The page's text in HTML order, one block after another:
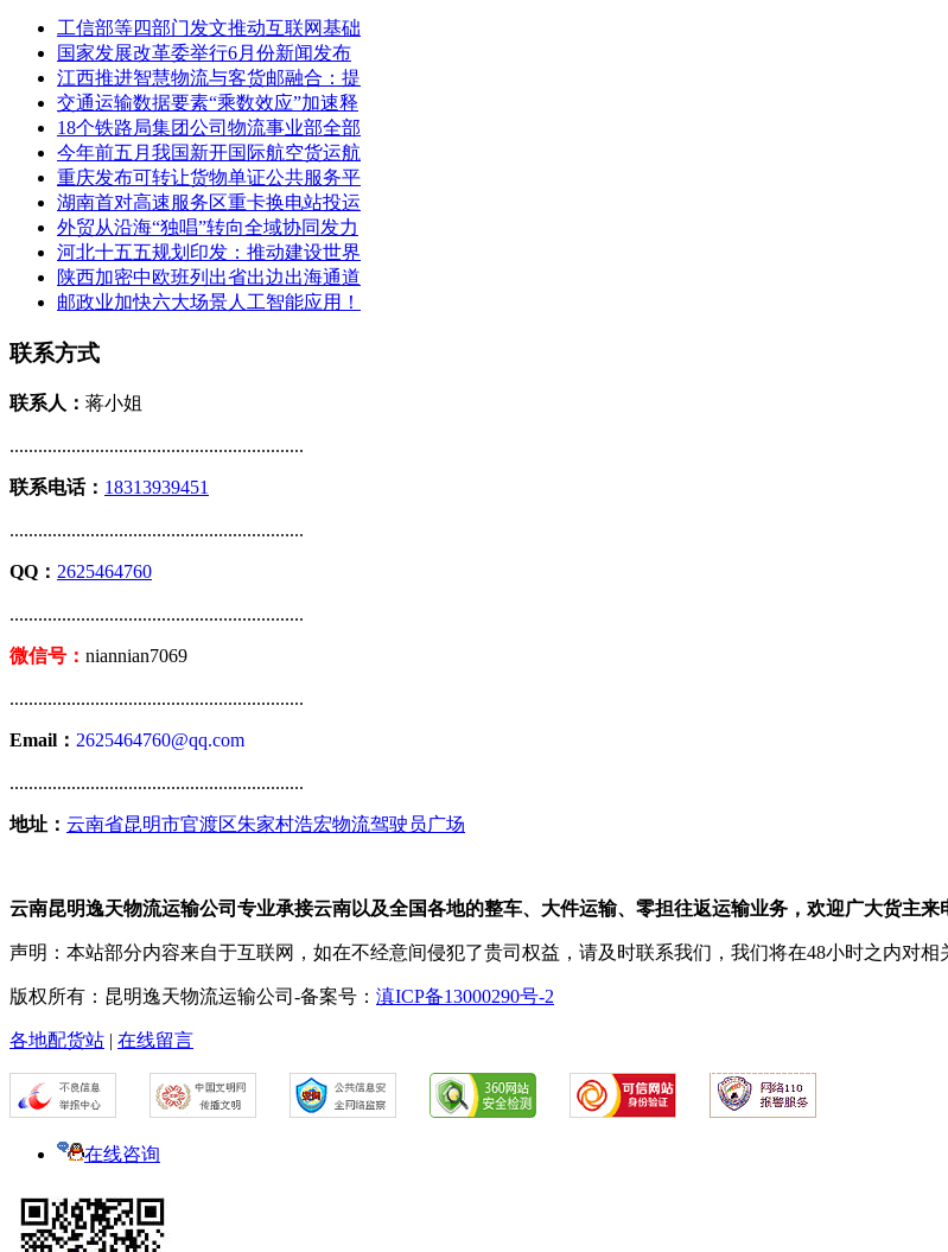
工信部等四部门发文推动互联网基础
国家发展改革委举行6月份新闻发布
江西推进智慧物流与客货邮融合：提
交通运输数据要素“乘数效应”加速释
18个铁路局集团公司物流事业部全部
今年前五月我国新开国际航空货运航
重庆发布可转让货物单证公共服务平
湖南首对高速服务区重卡换电站投运
外贸从沿海“独唱”转向全域协同发力
河北十五五规划印发：推动建设世界
陕西加密中欧班列出省出边出海通道
邮政业加快六大场景人工智能应用！
联系方式
联系人： 蒋小姐
..............................................................
联系电话： 18313939451
..............................................................
QQ： 2625464760
..............................................................
微信号： niannian7069
..............................................................
Email： 2625464760@qq.com
..............................................................
地址： 云南省昆明市官渡区朱家村浩宏物流驾驶员广场
云南昆明逸天物流运输公司专业承接云南以及全国各地的整车、大件运输、零担往返运输业务，欢迎广大货主来
声明：本站部分内容来自于互联网，如在不经意间侵犯了贵司权益，请及时联系我们，我们将在48小时之内对相
版权所有：昆明逸天物流运输公司-备案号： 滇ICP备13000290号-2
各地配货站 | 在线留言
在线咨询